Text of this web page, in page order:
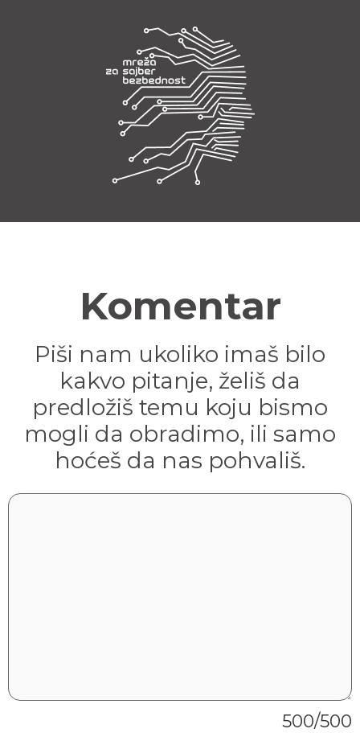
Komentar
Piši nam ukoliko imaš bilo
kakvo pitanje, želiš da
predložiš temu koju bismo
mogli da obradimo, ili samo
hoćeš da nas pohvališ.
500